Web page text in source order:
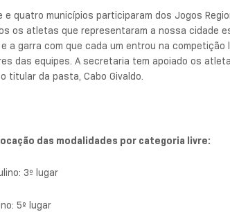
e quatro municípios participaram dos Jogos
os atletas que representaram a nossa cidade
a garra com que cada um entrou na
das equipes. A secretaria tem apoiado os
titular da pasta, Cabo Givaldo.
das modalidades por categoria livre:
3º lugar
5º lugar